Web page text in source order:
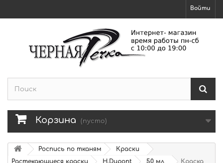
Войти
Корзина (пусто)
Роспись по тканям
Краски
Растекающиеся краски
H.Dupont 50 мл
Краска